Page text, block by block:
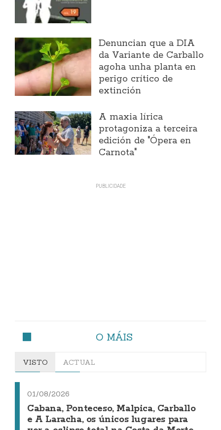
Denuncian que a DIA
da Variante de Carballo
agoha unha planta en
perigo crítico de
extinción
A maxia lírica
protagoniza a terceira
edición de "Ópera en
Carnota"
O MÁIS
VISTO ACTUAL
01/08/2026
Cabana, Ponteceso, Malpica, Carballo
e A Laracha, os únicos lugares para